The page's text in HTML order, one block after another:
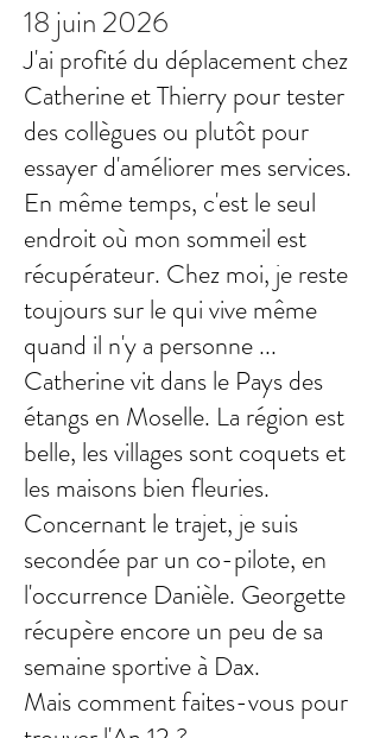
18 juin 2026
J'ai profité du déplacement chez
Catherine et Thierry pour tester
des collègues ou plutôt pour
essayer d'améliorer mes services.
En même temps, c'est le seul
endroit où mon sommeil est
récupérateur. Chez moi, je reste
toujours sur le qui vive même
quand il n'y a personne ...
Catherine vit dans le Pays des
étangs en Moselle. La région est
belle, les villages sont coquets et
les maisons bien fleuries.
Concernant le trajet, je suis
secondée par un co-pilote, en
l'occurrence Danièle. Georgette
récupère encore un peu de sa
semaine sportive à Dax.
Mais comment faites-vous pour